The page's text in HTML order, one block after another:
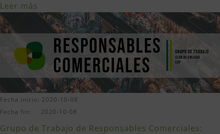
Leer más
Fecha inicio: 2020-10-08
Fecha fin: 2020-10-08
Grupo de Trabajo de Responsables Comerciales: